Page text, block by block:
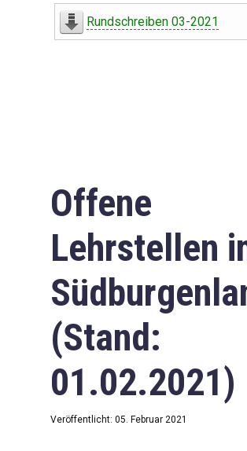
Rundschreiben 03-2021
Offene
Lehrstellen
(Stand:
01.02.2021)
Veröffentlicht: 05. Februar 2021